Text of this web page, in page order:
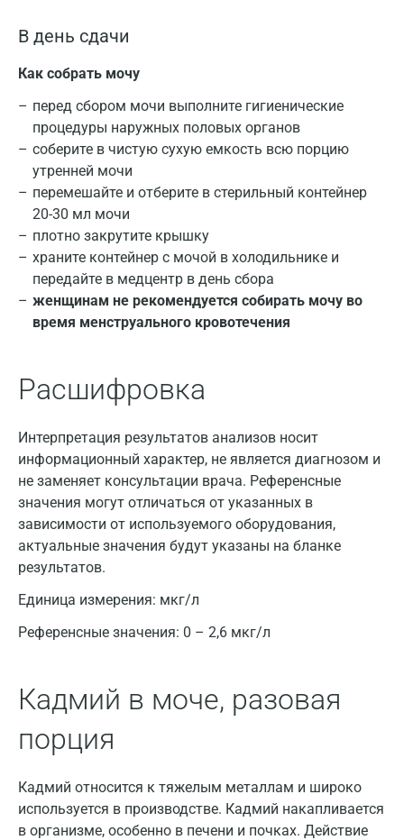
В день сдачи
Как собрать мочу
перед сбором мочи выполните гигиенические
процедуры наружных половых органов
соберите в чистую сухую емкость всю порцию
утренней мочи
перемешайте и отберите в стерильный контейнер
20-30 мл мочи
плотно закрутите крышку
храните контейнер с мочой в холодильнике и
передайте в медцентр в день сбора
женщинам не рекомендуется собирать мочу во
время менструального кровотечения
Расшифровка
Интерпретация результатов анализов носит
информационный характер, не является диагнозом и
не заменяет консультации врача. Референсные
значения могут отличаться от указанных в
зависимости от используемого оборудования,
актуальные значения будут указаны на бланке
результатов.
Единица измерения: мкг/л
Референсные значения: 0 – 2,6 мкг/л
Кадмий в моче, разовая
порция
Кадмий относится к тяжелым металлам и широко
используется в производстве. Кадмий накапливается
в организме, особенно в печени и почках. Действие
Москва
Санкт-Петербург
Нижний Новгород
Казань
Апрелевка
Армавир
Астрахань
Барнаул
Брянск
Видное
Владимир
Всеволожск
Гатчина
Геленджик
Голубое